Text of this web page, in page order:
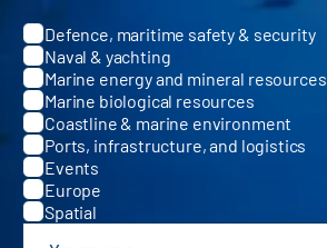
Categories
Defence, maritime safety & security
Naval & yachting
Marine energy and mineral resources
Marine biological resources
Coastline & marine environment
Ports, infrastructure, and logistics
Events
Europe
Spatial